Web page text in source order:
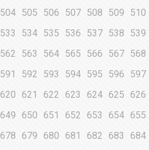
504 505 506 507 508 509 510
533 534 535 536 537 538 539
562 563 564 565 566 567 568
591 592 593 594 595 596 597
620 621 622 623 624 625 626
649 650 651 652 653 654 655
678 679 680 681 682 683 684